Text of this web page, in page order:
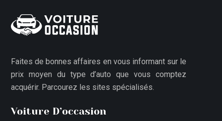
Faites de bonnes affaires en vous informant sur le
prix moyen du type d’auto que vous comptez
acquérir. Parcourez les sites spécialisés.
Voiture D’occasion